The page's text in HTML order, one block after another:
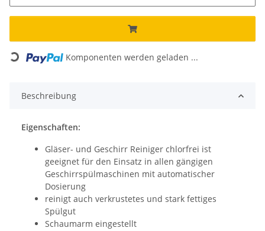
Loading... Komponenten werden geladen ...
Beschreibung
Eigenschaften:
Gläser- und Geschirr Reiniger chlorfrei ist
geeignet für den Einsatz in allen gängigen
Geschirrspülmaschinen mit automatischer
Dosierung
reinigt auch verkrustetes und stark fettiges
Spülgut
Schaumarm eingestellt